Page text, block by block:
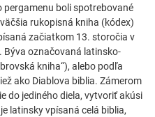
pergamenu boli spotrebované
rukopisná kniha (kódex)
začiatkom 13. storočia v
Býva označovaná latinsko-
kniha“), alebo podľa
ako Diablova biblia. Zámerom
do jediného diela, vytvoriť akúsi
latinsky vpísaná celá biblia,